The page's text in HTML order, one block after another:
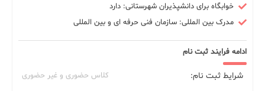
خوابگاه برای دانشپذیران شهرستانی: دارد
مدرک بین المللی: سازمان فنی حرفه ای و بین المللی
ادامه فرایند ثبت نام
شرایط ثبت نام: کلاس حضوری و غیر حضوری